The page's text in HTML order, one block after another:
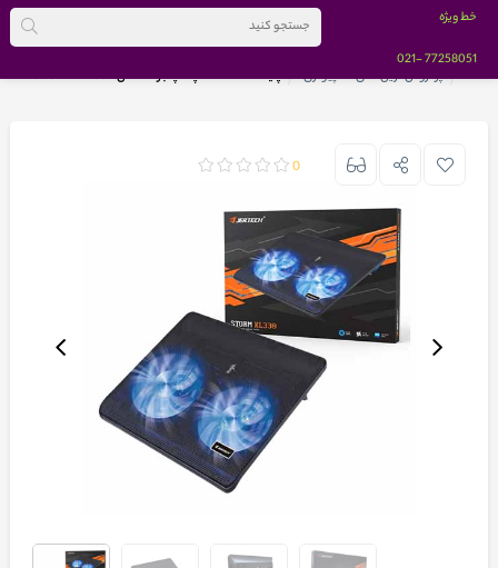
خط ویژه
77258051
-021
خانه
پرفروش ترین های کامپیوتری پایه خنک کننده لپ تاپ جرتک مدل STORM KL330
0